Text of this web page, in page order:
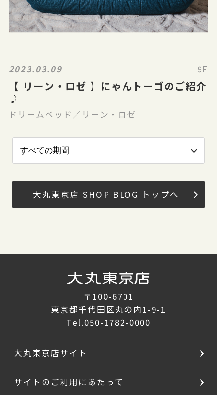
2023.03.09 9F
【 リーン・ロゼ 】にゃんトーゴのご紹介
♪
ドリームベッド／リーン・ロゼ
大丸東京店 SHOP BLOG トップへ
〒100-6701
東京都千代田区丸の内1-9-1
Tel.050-1782-0000
大丸東京店サイト
サイトのご利用にあたって